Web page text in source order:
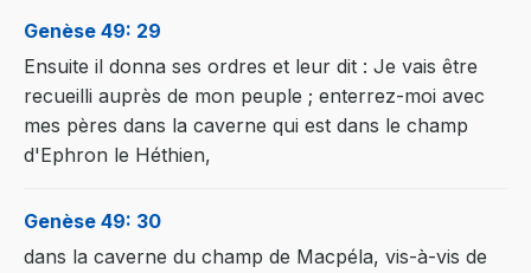
Genèse 49: 29
Ensuite il donna ses ordres et leur dit : Je vais être
recueilli auprès de mon peuple ; enterrez-moi avec
mes pères dans la caverne qui est dans le champ
d'Ephron le Héthien,
Genèse 49: 30
dans la caverne du champ de Macpéla, vis-à-vis de